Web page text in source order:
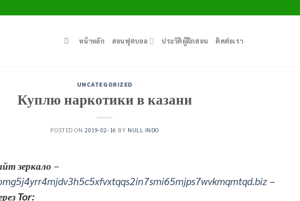
หน้าหลัก สอนฟุตบอล ประวัติผู้ฝึกสอน ติดต่อเรา
UNCATEGORIZED
Куплю наркотики в казани
POSTED ON2019-02-16 BY NULL INDO
зеркало –
–
Tor: